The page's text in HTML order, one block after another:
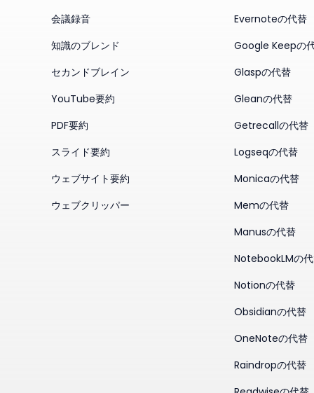
会議録音
知識のブレンド
セカンドブレイン
YouTube要約
PDF要約
スライド要約
ウェブサイト要約
ウェブクリッパー
Evernoteの代替
Google Keepの
Glaspの代替
Gleanの代替
Getrecallの代替
Logseqの代替
Monicaの代替
Memの代替
Manusの代替
NotebookLMの
Notionの代替
Obsidianの代替
OneNoteの代替
Raindropの代替